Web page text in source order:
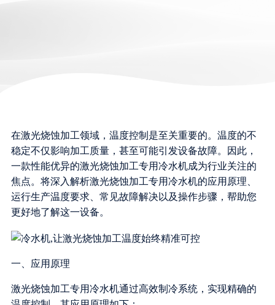
在激光烧蚀加工领域，温度控制是至关重要的。温度的不
稳定不仅影响加工质量，甚至可能引发设备故障。因此，
一款性能优异的激光烧蚀加工专用冷水机成为行业关注的
焦点。将深入解析激光烧蚀加工专用冷水机的应用原理、
运行生产温度要求、常见故障解决以及操作步骤，帮助您
更好地了解这一设备。
一、应用原理
激光烧蚀加工专用冷水机通过高效制冷系统，实现精确的